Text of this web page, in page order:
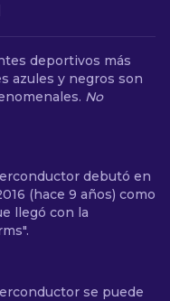
deportivos más
azules y negros son
No
debutó en
(hace 9 años) como
llegó con la
se puede